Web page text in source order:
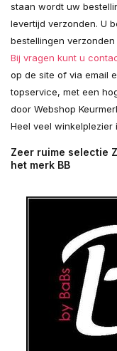
staan wordt uw
levertijd verzonden. U
bestellingen
Bij vragen kunt u
op de site of via email
topservice, met een
door Webshop
Heel veel
Zeer ruime selectie
het merk BB